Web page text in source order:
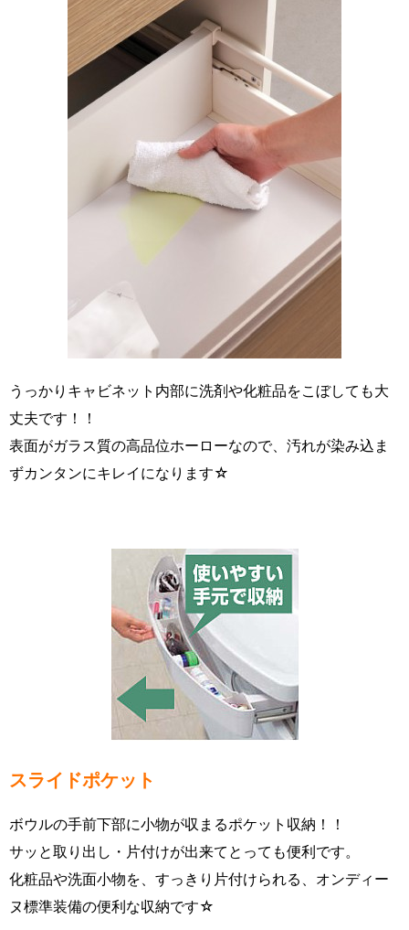
うっかりキャビネット内部に洗剤や化粧品をこぼしても大
丈夫です！！
表面がガラス質の高品位ホーローなので、汚れが染み込ま
ずカンタンにキレイになります☆
スライドポケット
ボウルの手前下部に小物が収まるポケット収納！！
サッと取り出し・片付けが出来てとっても便利です。
化粧品や洗面小物を、すっきり片付けられる、オンディー
ヌ標準装備の便利な収納です☆